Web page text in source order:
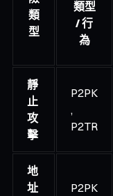
類
型
類型
/ 行
為
靜
止
攻
擊
P2PK
,
P2TR
地
址
P2PK